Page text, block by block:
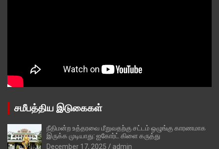
சமீபத்திய இடுகைகள்
நீதிமன்ற உத்தரவை மீறுவதற்கு சட்டம் ஒழுங்கு காரணமாக
இருக்க முடியாது: ஐகோர்ட் கிளை கருத்து
December 17, 2025
admin